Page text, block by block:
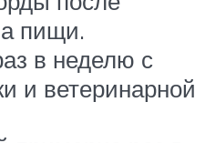
пищи.
в неделю с
и ветеринарной